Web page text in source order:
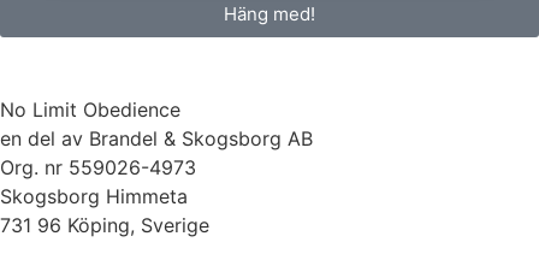
Häng med!
No Limit Obedience
en del av Brandel & Skogsborg AB
Org. nr 559026-4973
Skogsborg Himmeta
731 96 Köping, Sverige